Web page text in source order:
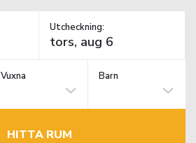
Utcheckning:
Vuxna Barn
HITTA RUM